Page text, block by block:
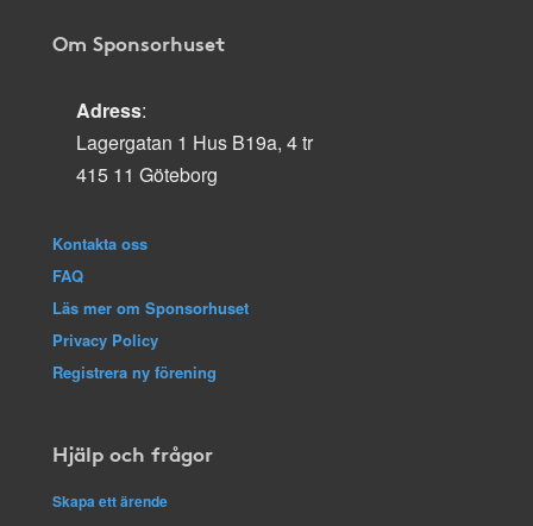
Om Sponsorhuset
Adress:
Lagergatan 1 Hus B19a, 4 tr
415 11 Göteborg
Kontakta oss
FAQ
Läs mer om Sponsorhuset
Privacy Policy
Registrera ny förening
Hjälp och frågor
Skapa ett ärende